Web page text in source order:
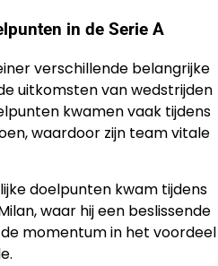
in de Serie A
verschillende belangrijke
uitkomsten van wedstrijden
kwamen vaak tijdens
waardoor zijn team vitale
doelpunten kwam tijdens
waar hij een beslissende
momentum in het voordeel